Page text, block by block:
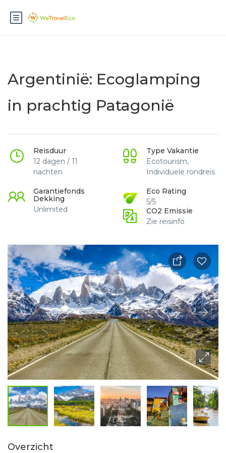
Argentinië: Ecoglamping
in prachtig Patagonië
Reisduur
12 dagen / 11
nachten
Type Vakantie
Ecotourism,
Individuele rondreis
Garantiefonds
Dekking
Unlimited
Eco Rating
5/5
CO2 Emissie
Zie reisinfo
Overzicht